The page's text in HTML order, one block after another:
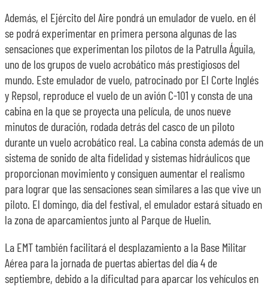
Además, el Ejército del Aire pondrá un emulador de vuelo. en él
se podrá experimentar en primera persona algunas de las
sensaciones que experimentan los pilotos de la Patrulla Águila,
uno de los grupos de vuelo acrobático más prestigiosos del
mundo. Este emulador de vuelo, patrocinado por El Corte Inglés
y Repsol, reproduce el vuelo de un avión C-101 y consta de una
cabina en la que se proyecta una película, de unos nueve
minutos de duración, rodada detrás del casco de un piloto
durante un vuelo acrobático real. La cabina consta además de un
sistema de sonido de alta fidelidad y sistemas hidráulicos que
proporcionan movimiento y consiguen aumentar el realismo
para lograr que las sensaciones sean similares a las que vive un
piloto. El domingo, día del festival, el emulador estará situado en
la zona de aparcamientos junto al Parque de Huelin.
La EMT también facilitará el desplazamiento a la Base Militar
Aérea para la jornada de puertas abiertas del día 4 de
septiembre, debido a la dificultad para aparcar los vehículos en